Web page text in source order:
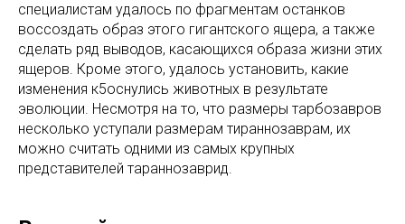
специалистам удалось по фрагментам останков
воссоздать образ этого гигантского ящера, а также
сделать ряд выводов, касающихся образа жизни этих
ящеров. Кроме этого, удалось установить, какие
изменения к5оснулись животных в результате
эволюции. Несмотря на то, что размеры тарбозавров
несколько уступали размерам тираннозаврам, их
можно считать одними из самых крупных
представителей тараннозаврид.